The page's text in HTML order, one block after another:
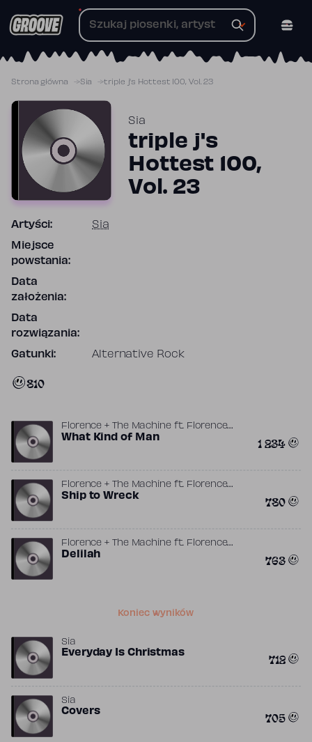
do
Strona główna Sia triple j's Hottest 100, Vol. 23
Sia
triple j's
Hottest 100,
Vol. 23
Artyści: Sia
Miejsce
powstania:
Data
założenia:
Data
rozwiązania:
Gatunki: Alternative Rock
810
Florence + The Machineft. Florence
Welch, John Hill, Kid Harpoon
What Kind of Man 1 234
Florence + The Machineft. Florence
Welch ,Kid Harpoon
Ship to Wreck 780
Florence + The Machineft. Florence
Welch,Isabella Summers
Delilah 763
Koniec wyników
Sia
Everyday Is Christmas 712
Sia
Covers 705